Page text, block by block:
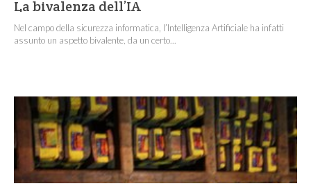
La bivalenza dell’IA
Nel campo della sicurezza informatica, l’Intelligenza Artificiale ha infatti
assunto un aspetto bivalente, da un certo...